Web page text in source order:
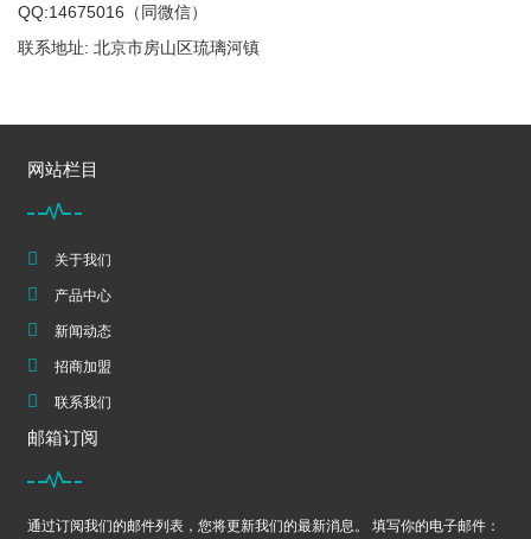
QQ:14675016（同微信）
联系地址: 北京市房山区琉璃河镇
网站栏目
关于我们
产品中心
新闻动态
招商加盟
联系我们
邮箱订阅
通过订阅我们的邮件列表，您将更新我们的最新消息。 填写你的电子邮件：